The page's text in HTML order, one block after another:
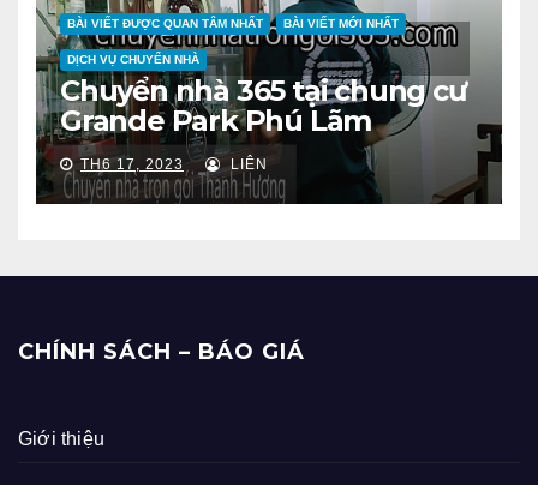
BÀI VIẾT ĐƯỢC QUAN TÂM NHẤT BÀI VIẾT MỚI NHẤT
DỊCH VỤ CHUYỂN NHÀ
Chuyển nhà 365 tại chung cư
Grande Park Phú Lãm
TH6 17, 2023 LIÊN
CHÍNH SÁCH – BÁO GIÁ
Giới thiệu